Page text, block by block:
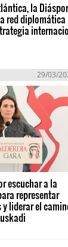
la
red diplomática
29/03/
escuchar a la
representar
liderar el